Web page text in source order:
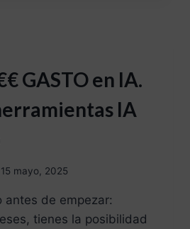
GASTO en IA.
IA
15 mayo, 2025
antes de empezar:
tienes la posibilidad